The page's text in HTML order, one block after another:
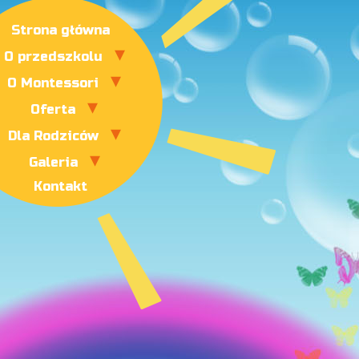
Strona główna
O przedszkolu
O Montessori
Oferta
Dla Rodziców
Galeria
Kontakt